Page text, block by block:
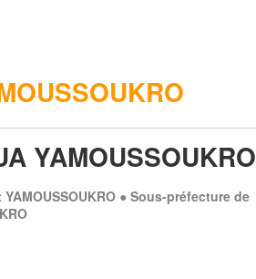
YAMOUSSOUKRO
● Sous-préfecture de